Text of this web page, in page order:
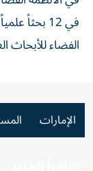
في 12
الفضاء للأبحاث
الإمارات